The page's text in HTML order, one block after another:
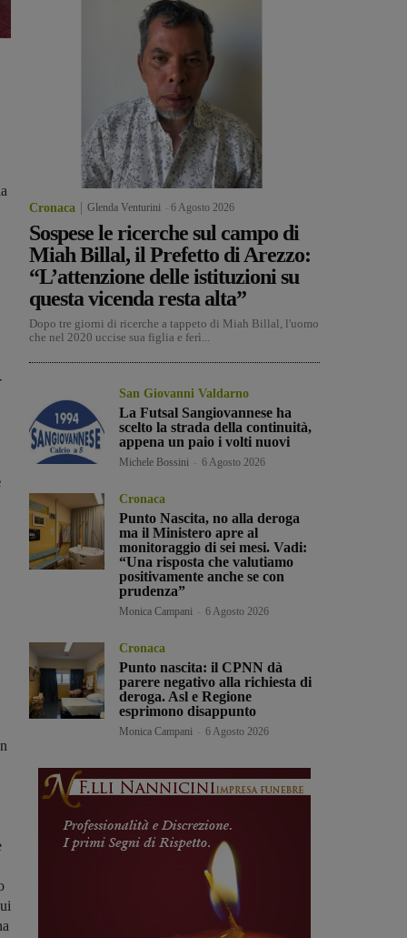
Cronaca Glenda Venturini 6 Agosto 2026
Sospese le ricerche sul campo di
Miah Billal, il Prefetto di Arezzo:
“L’attenzione delle istituzioni su
questa vicenda resta alta”
Dopo tre giorni di ricerche a tappeto di Miah Billal, l'uomo
che nel 2020 uccise sua figlia e ferì...
San Giovanni Valdarno
La Futsal Sangiovannese ha
scelto la strada della continuità,
appena un paio i volti nuovi
Michele Bossini 6 Agosto 2026
Cronaca
Punto Nascita, no alla deroga
ma il Ministero apre al
monitoraggio di sei mesi. Vadi:
“Una risposta che valutiamo
positivamente anche se con
prudenza”
Monica Campani 6 Agosto 2026
Cronaca
Punto nascita: il CPNN dà
parere negativo alla richiesta di
deroga. Asl e Regione
esprimono disappunto
Monica Campani 6 Agosto 2026